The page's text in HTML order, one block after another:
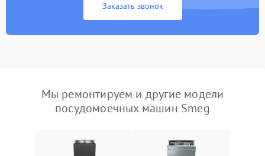
Заказать звонок
Мы ремонтируем и другие модели
посудомоечных машин Smeg